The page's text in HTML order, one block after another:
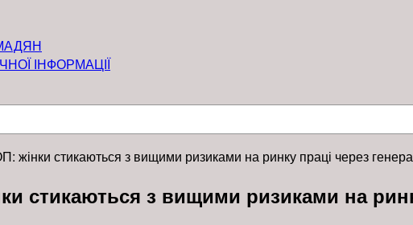
ІНФОРМАЦІЇ
жінки стикаються з вищими ризиками на ринку праці через
стикаються з вищими ризиками на